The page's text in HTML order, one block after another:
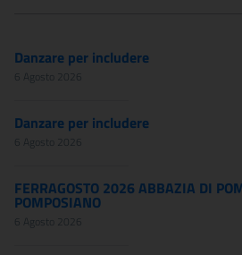
Danzare per includere
6 Agosto 2026
Danzare per includere
6 Agosto 2026
FERRAGOSTO 2026 ABBAZIA DI
POMPOSIANO
6 Agosto 2026